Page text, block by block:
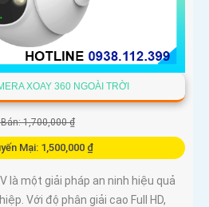
XOAY 360 NGOÀI TRỜI
1,700,000 ₫
Mại: 1,500,000 ₫
là một giải pháp an ninh hiệu quả
Với độ phân giải cao Full HD,